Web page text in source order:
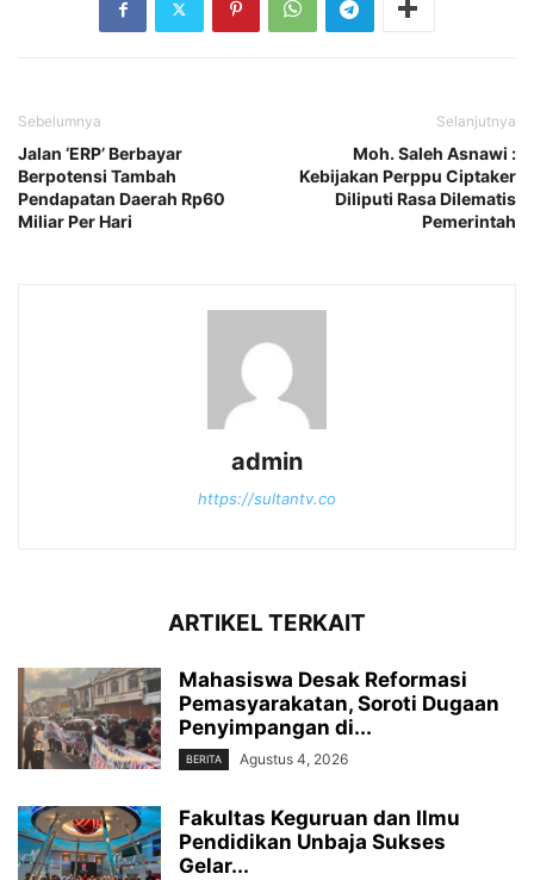
Sebelumnya
Jalan ‘ERP’ Berbayar
Berpotensi Tambah
Pendapatan Daerah Rp60
Miliar Per Hari
Selanjutnya
Moh. Saleh Asnawi :
Kebijakan Perppu Ciptaker
Diliputi Rasa Dilematis
Pemerintah
admin
https://sultantv.co
ARTIKEL TERKAIT
Mahasiswa Desak Reformasi
Pemasyarakatan, Soroti Dugaan
Penyimpangan di...
BERITA Agustus 4, 2026
Fakultas Keguruan dan Ilmu
Pendidikan Unbaja Sukses
Gelar...